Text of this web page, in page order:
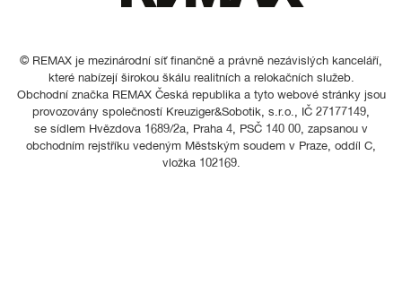
© REMAX je mezinárodní síť finančně a právně nezávislých kanceláří,
které nabízejí širokou škálu realitních a relokačních služeb.
Obchodní značka REMAX Česká republika a tyto webové stránky jsou
provozovány společností Kreuziger&Sobotik, s.r.o., IČ 27177149,
se sídlem Hvězdova 1689/2a, Praha 4, PSČ 140 00, zapsanou v
obchodním rejstříku vedeným Městským soudem v Praze, oddíl C,
vložka 102169.